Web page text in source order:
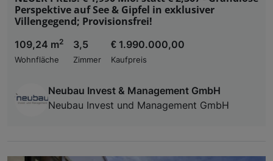
Perspektive auf See & Gipfel in exklusiver
Villengegend; Provisionsfrei!
109,24 m2
Wohnfläche
3,5
Zimmer
€ 1.990.000,00
Kaufpreis
Neubau Invest & Management GmbH
Neubau Invest und Management GmbH